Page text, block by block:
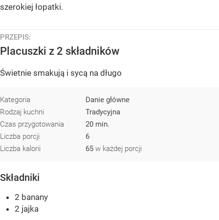
szerokiej łopatki.
PRZEPIS:
Placuszki z 2 składników
Świetnie smakują i sycą na długo
Kategoria
Danie główne
Rodzaj kuchni
Tradycyjna
Czas przygotowania
20 min.
Liczba porcji
6
Liczba kalorii
65 w każdej porcji
Składniki
2 banany
2 jajka